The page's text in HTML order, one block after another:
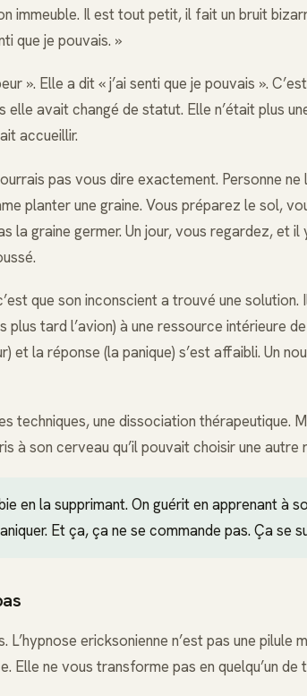
immeuble. Il est tout petit, il fait un bruit
que je pouvais. »
». Elle a dit « j’ai senti que je pouvais ».
elle avait changé de statut. Elle n’était plus
accueillir.
pas vous dire exactement. Personne ne
planter une graine. Vous préparez le sol,
la graine germer. Un jour, vous regardez, et il
que son inconscient a trouvé une
plus tard l’avion) à une ressource intérieure
et la réponse (la panique) s’est affaibli. Un
techniques, une dissociation thérapeutique.
à son cerveau qu’il pouvait choisir une autre
en la supprimant. On guérit en apprenant à
Et ça, ça ne se commande pas. Ça se
ericksonienne n’est pas une pilule
Elle ne vous transforme pas en quelqu’un de